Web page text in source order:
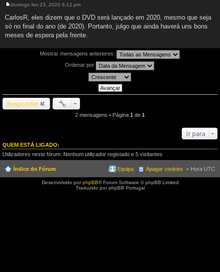
n
s
g
domingo fev 23, 2020 6:12 pm
CarlosR, eles dizem que o DVD será lançado em 2020, mesmo que seja
só no final do ano (de 2020). Portanto, julgo que ainda haverá uns bons
meses de espera pela frente.
Mostrar mensagens anteriores:
Ordenar por
Responder
2 mensagens • Página 1 de 1
Ir para
QUEM ESTÁ LIGADO:
Utilizadores neste fórum: Nenhum utilizador registado e 5 visitantes
Índice do Fórum Hora UTC
Apagar cookies
Equipa
Desenvolvido porphpBB® Forum Software © phpBB Limited
Traduzido por phpBB Portugal